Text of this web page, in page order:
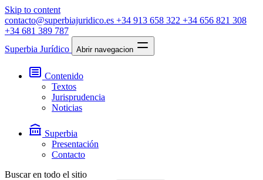
Skip to content
contacto@superbiajuridico.es +34 913 658 322 +34 656 821 308
+34 681 389 787
Superbia Jurídico
Abrir navegacion
Contenido
Textos
Jurisprudencia
Noticias
Superbia
Presentación
Contacto
Buscar en todo el sitio